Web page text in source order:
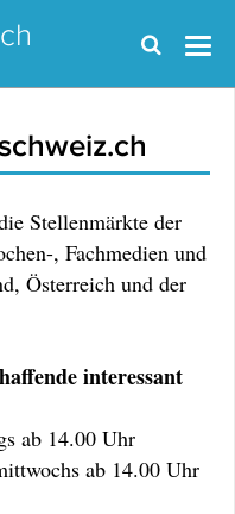
Stellenmärkte der
, Fachmedien und
Österreich und der
interessant
ab 14.00 Uhr
ab 14.00 Uhr